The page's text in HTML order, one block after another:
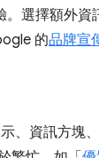
。選擇額外資
的品牌宣
、資訊方塊